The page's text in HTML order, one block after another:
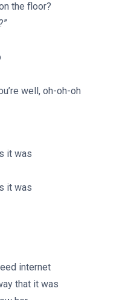
the floor?
well, oh-oh-oh
it was
it was
internet
that it was